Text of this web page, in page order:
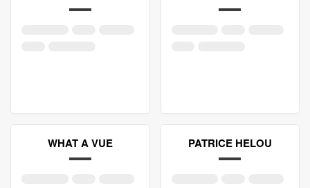
WHAT A VUE PATRICE HELOU